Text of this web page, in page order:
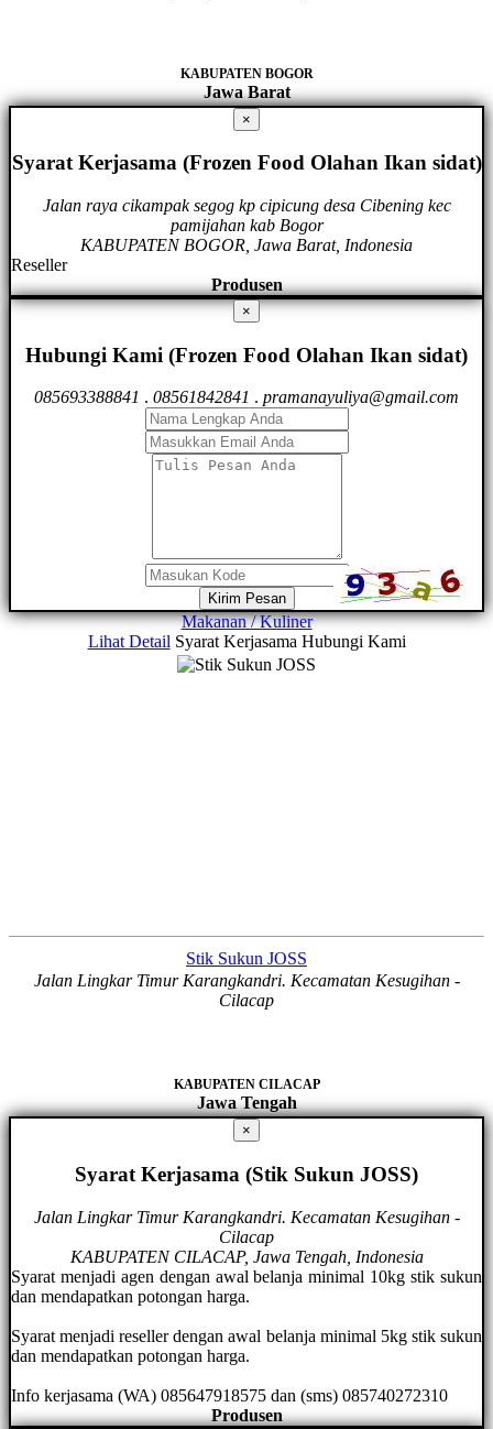
KABUPATEN BOGOR
Jawa Barat
×
Syarat Kerjasama (Frozen Food Olahan Ikan sidat)
Jalan raya cikampak segog kp cipicung desa Cibening kec
pamijahan kab Bogor
KABUPATEN BOGOR, Jawa Barat, Indonesia
Reseller
Produsen
×
Hubungi Kami (Frozen Food Olahan Ikan sidat)
085693388841 . 08561842841 . pramanayuliya@gmail.com
Kirim Pesan
Makanan / Kuliner
Lihat Detail Syarat Kerjasama Hubungi Kami
Stik Sukun JOSS
Jalan Lingkar Timur Karangkandri. Kecamatan Kesugihan -
Cilacap
KABUPATEN CILACAP
Jawa Tengah
×
Syarat Kerjasama (Stik Sukun JOSS)
Jalan Lingkar Timur Karangkandri. Kecamatan Kesugihan -
Cilacap
KABUPATEN CILACAP, Jawa Tengah, Indonesia
Syarat menjadi agen dengan awal belanja minimal 10kg stik sukun
dan mendapatkan potongan harga.
Syarat menjadi reseller dengan awal belanja minimal 5kg stik sukun
dan mendapatkan potongan harga.
Info kerjasama (WA) 085647918575 dan (sms) 085740272310
Produsen